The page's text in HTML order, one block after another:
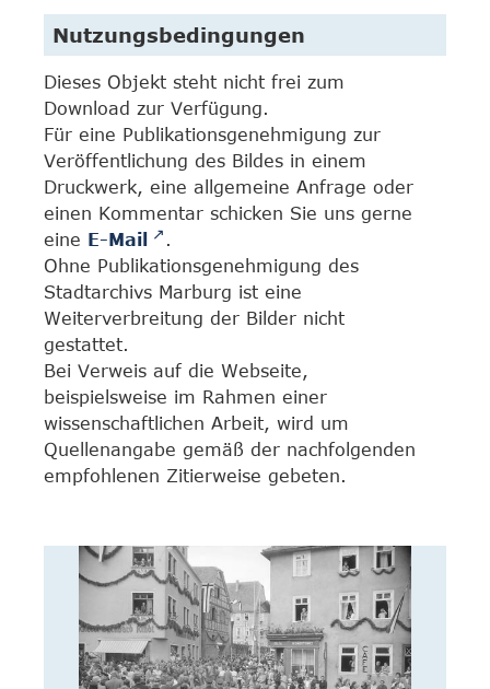
Nutzungsbedingungen
Dieses Objekt steht nicht frei zum
Download zur Verfügung.
Für eine Publikationsgenehmigung zur
Veröffentlichung des Bildes in einem
Druckwerk, eine allgemeine Anfrage oder
einen Kommentar schicken Sie uns gerne
eine E-Mail
.
Ohne Publikationsgenehmigung des
Stadtarchivs Marburg ist eine
Weiterverbreitung der Bilder nicht
gestattet.
Bei Verweis auf die Webseite,
beispielsweise im Rahmen einer
wissenschaftlichen Arbeit, wird um
Quellenangabe gemäß der nachfolgenden
empfohlenen Zitierweise gebeten.